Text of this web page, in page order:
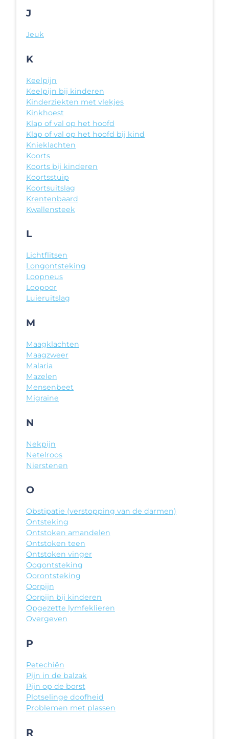
J
Jeuk
K
Keelpijn
Keelpijn bij kinderen
Kinderziekten met vlekjes
Kinkhoest
Klap of val op het hoofd
Klap of val op het hoofd bij kind
Knieklachten
Koorts
Koorts bij kinderen
Koortsstuip
Koortsuitslag
Krentenbaard
Kwallensteek
L
Lichtflitsen
Longontsteking
Loopneus
Loopoor
Luieruitslag
M
Maagklachten
Maagzweer
Malaria
Mazelen
Mensenbeet
Migraine
N
Nekpijn
Netelroos
Nierstenen
O
Obstipatie (verstopping van de darmen)
Ontsteking
Ontstoken amandelen
Ontstoken teen
Ontstoken vinger
Oogontsteking
Oorontsteking
Oorpijn
Oorpijn bij kinderen
Opgezette lymfeklieren
Overgeven
P
Petechiën
Pijn in de balzak
Pijn op de borst
Plotselinge doofheid
Problemen met plassen
R